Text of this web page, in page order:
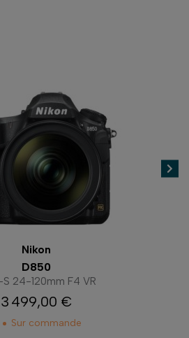
Nikon
D7500
18-140mm F3.5-5.6G ED VR
Prix
1 478,00 €
En stock